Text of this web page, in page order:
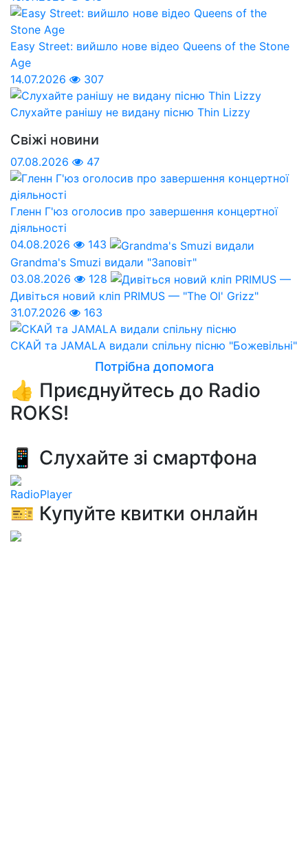
Easy Street: вийшло нове відео Queens of the Stone
Age
14.07.2026
307
Слухайте ранішу не видану пісню Thin Lizzy
Свіжі новини
07.08.2026 47
Гленн Г'юз оголосив про завершення концертної
діяльності
04.08.2026
143
Grandma's Smuzi видали "Заповіт"
03.08.2026
128
Дивіться новий кліп PRIMUS — "The Ol' Grizz"
31.07.2026
163
СКАЙ та JAMALA видали спільну пісню "Божевільні"
Потрібна допомога
👍 Приєднуйтесь до Radio
ROKS!
📱 Слухайте зі смартфона
RadioPlayer
🎫 Купуйте квитки онлайн